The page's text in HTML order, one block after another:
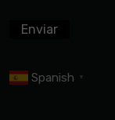
Spanish ▼